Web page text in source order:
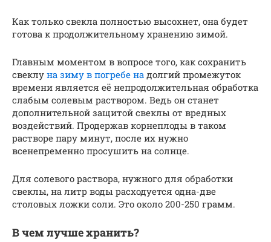
Как только свекла полностью высохнет, она будет
готова к продолжительному хранению зимой.
Главным моментом в вопросе того, как сохранить
свеклу на зиму в погребе на долгий промежуток
времени является её непродолжительная обработка
слабым солевым раствором. Ведь он станет
дополнительной защитой свеклы от вредных
воздействий. Продержав корнеплоды в таком
растворе пару минут, после их нужно
всенепременно просушить на солнце.
Для солевого раствора, нужного для обработки
свеклы, на литр воды расходуется одна-две
столовых ложки соли. Это около 200-250 грамм.
В чем лучше хранить?